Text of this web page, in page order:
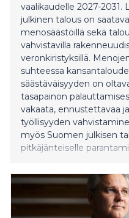
vaalikaudelle 2027-
julkinen talous on
menosäästöillä sekä
vahvistavilla
veronkiristyksillä.
suhteessa
säästäväisyyden on
tasapainon
vakaata, ennustettavaa
työllisyyden
myös Suomen julkisen
pitkäjänteiselle
vaalikaudella toteutuvat
yhteisöveron muutokset
suuntaan. Ne
seuraavan vaalikauden